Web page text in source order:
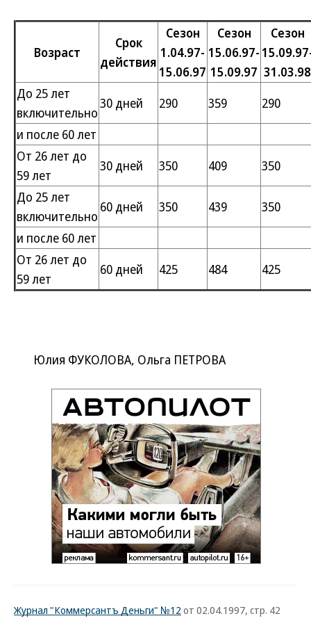
Возраст
Срок
действия
Сезон
1.04.97-
15.06.97
Сезон
15.06.97-
15.09.97
Сезон
31.03.98
До 25 лет
включительно
30 дней 290 359
290
и после 60 лет
От 26 лет до
59 лет
30 дней 350 409
350
До 25 лет
включительно
60 дней 350 439
350
и после 60 лет
От 26 лет до
59 лет
60 дней 425 484 425
Юлия ФУКОЛОВА, Ольга ПЕТРОВА
Журнал "Коммерсантъ Деньги" №12 от 02.04.1997, стр. 42